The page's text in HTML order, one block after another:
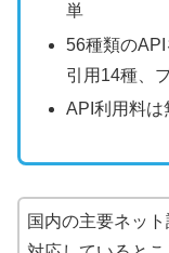
単
56種類の
引用14種、
API利用料
国内の主要ネッ